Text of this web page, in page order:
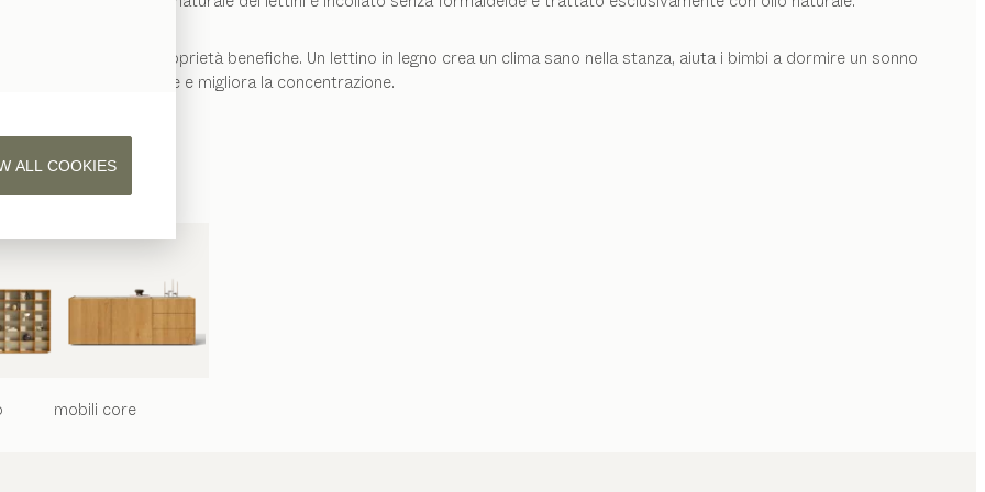
ALL COOKIES
mobili core
le sue numerose proprietà benefiche. Un lettino in legno crea un clima sano nella stanza, aiuta i bimbi a dormire un sonno
ristoratore e migliora la concentrazione.